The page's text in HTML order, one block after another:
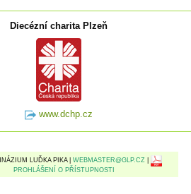
Diecézní charita Plzeň
www.dchp.cz
LUĎKA PIKA |WEBMASTER@GLP.CZ
PROHLÁŠENÍ O PŘÍSTUPNOSTI